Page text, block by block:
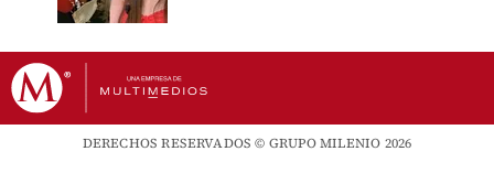
DERECHOS RESERVADOS © GRUPO MILENIO 2026